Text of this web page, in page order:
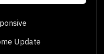
Update